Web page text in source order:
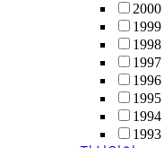
2000
1999
1998
1997
1996
1995
1994
1993